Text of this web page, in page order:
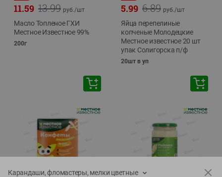
13.99
11.59 руб./шт
Масло Топленое ГХИ
Местное Известное 99%
200г
6.89
5.99 руб./шт
Яйца перепелиные
копченые Молодецкие
Местное известное 20 шт
упак Солигорска п/ф
20шт в уп
Карандаши, фломастеры, мелки цветные